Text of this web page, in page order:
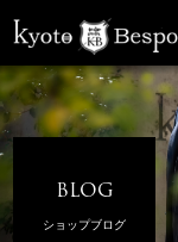
BLOG
ショップブログ